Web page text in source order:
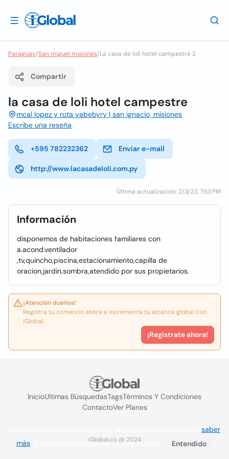
Paraguay/San miguel misiones/La casa de loli hotel campestre 2
Compartir
la casa de loli hotel campestre
mcal lopez y ruta yabebyry | san ignacio, misiones
Escribe una reseña
+595 782232362 Enviar e-mail
http://www.lacasadeloli.com.py
Última actualización: 2/3/23, 7:53 PM
Información
disponemos de habitaciones familiares con
a.acond.ventilador
,tv,quincho,piscina,estacionamiento,capilla de
oracion,jardin,sombra,atendido por sus propietarios.
¡Atención dueños!
Registra tu comercio ahora e incrementa tu alcance global con
iGlobal.
¡Registrate ahora!
InicioUltimas BúsquedasTagsTérminos Y Condiciones
ContactoVer Planes
iGlobal.co @ 2024
saber
más . Si continúa navegando acepta su uso. Entendido